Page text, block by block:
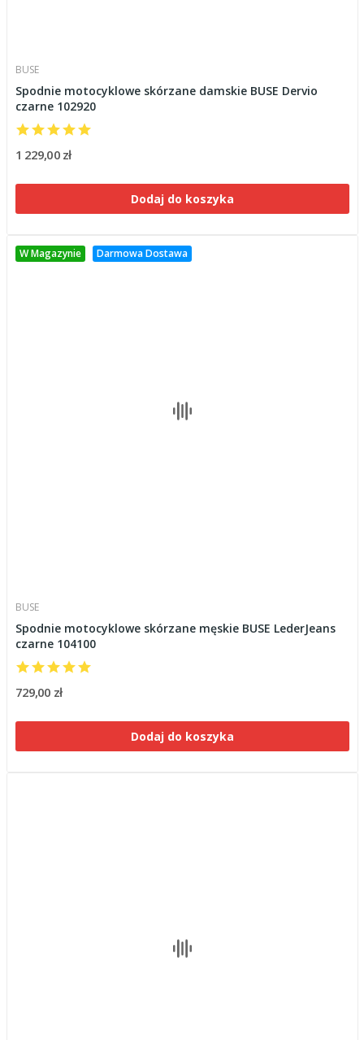
BUSE
Spodnie motocyklowe skórzane damskie BUSE Dervio
czarne 102920
1 229,00 zł
Dodaj do koszyka
W Magazynie Darmowa Dostawa
BUSE
Spodnie motocyklowe skórzane męskie BUSE LederJeans
czarne 104100
729,00 zł
Dodaj do koszyka